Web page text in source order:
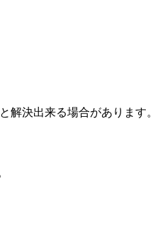
解決出来る場合があります。